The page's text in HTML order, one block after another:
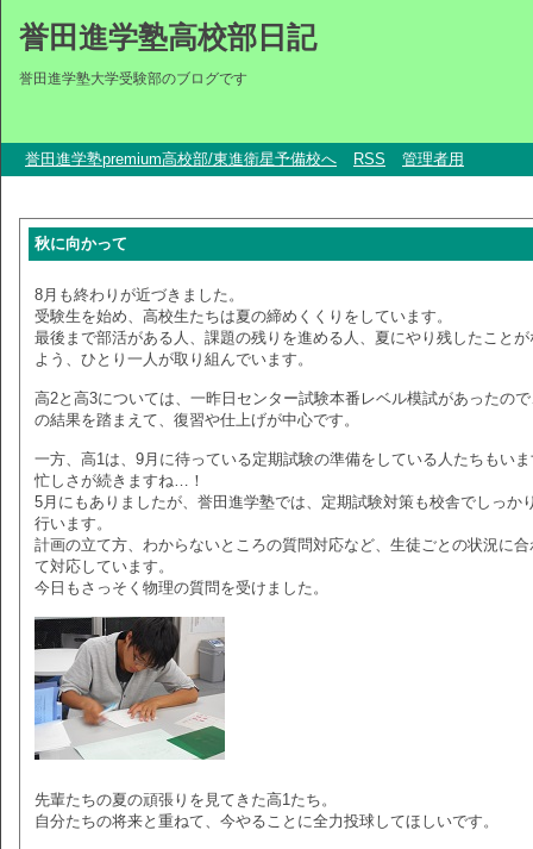
誉田進学塾高校部日記
誉田進学塾大学受験部のブログです
誉田進学塾premium高校部/東進衛星予備校へ RSS 管理者用
秋に向かって
8月も終わりが近づきました。
受験生を始め、高校生たちは夏の締めくくりをしています。
最後まで部活がある人、課題の残りを進める人、夏にやり残したことが
よう、ひとり一人が取り組んでいます。
高2と高3については、一昨日センター試験本番レベル模試があったの
の結果を踏まえて、復習や仕上げが中心です。
一方、高1は、9月に待っている定期試験の準備をしている人たちもい
忙しさが続きますね…！
5月にもありましたが、誉田進学塾では、定期試験対策も校舎でしっか
行います。
計画の立て方、わからないところの質問対応など、生徒ごとの状況に合
て対応しています。
今日もさっそく物理の質問を受けました。
先輩たちの夏の頑張りを見てきた高1たち。
自分たちの将来と重ねて、今やることに全力投球してほしいです。